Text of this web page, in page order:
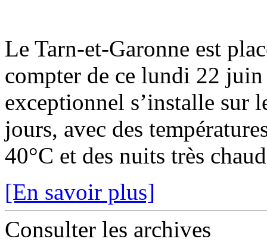
Le Tarn-et-Garonne est
compter de ce lundi 22
exceptionnel s’installe sur
jours, avec des
40°C et des nuits très
[En savoir plus]
Consulter les archives